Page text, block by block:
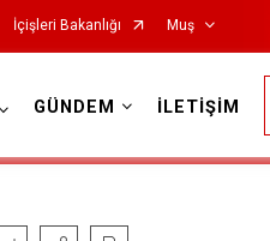
İçişleri Bakanlığı Muş
GÜNDEM İLETİŞİM